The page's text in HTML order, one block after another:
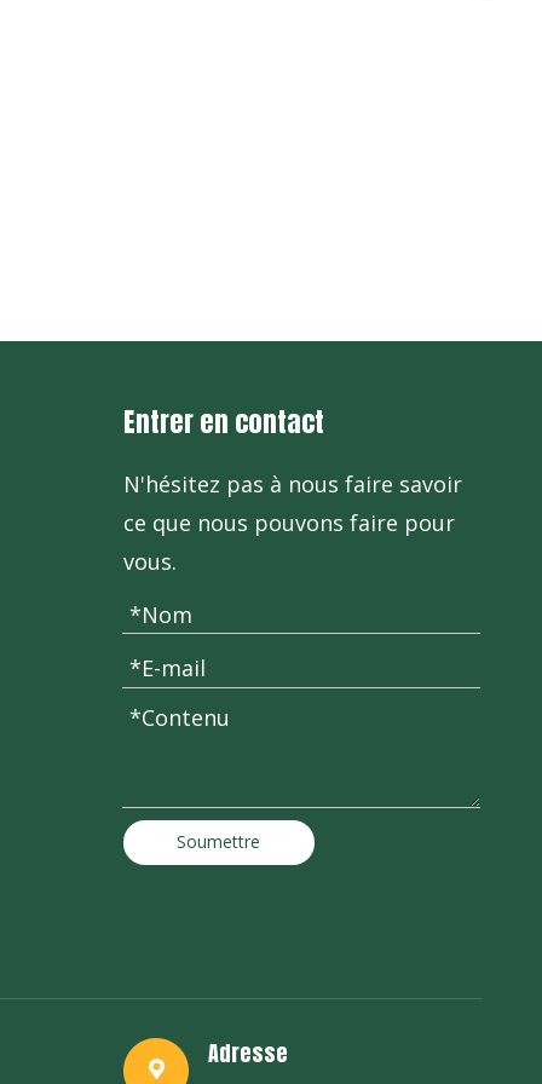
Entrer en contact
N'hésitez pas à nous faire savoir
ce que nous pouvons faire pour
vous.
Soumettre
Adresse